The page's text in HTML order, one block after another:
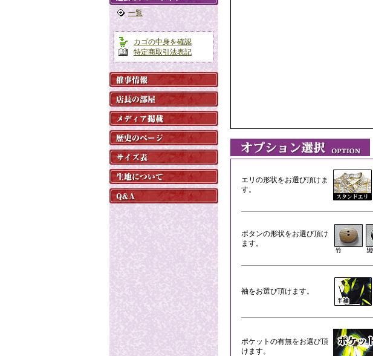
一覧
カゴの中身を確認
特定商取引法表記
エリの形状をお選び頂けま
す。
ボタンの形状をお選び頂け
ます。
袖をお選び頂けます。
ポケットの有無をお選び頂
けます。